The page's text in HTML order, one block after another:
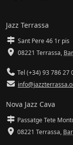
Jazz Terrassa
Sant Pere 46 1r pis
08221 Terrassa,
Tel (+34) 93 786 27
Nova Jazz Cava
Passatge Tete
08221 Terrassa,